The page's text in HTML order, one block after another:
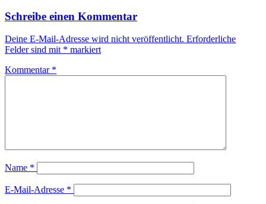
Schreibe einen Kommentar
Deine E-Mail-Adresse wird nicht veröffentlicht. Erforderliche
Felder sind mit * markiert
Kommentar *
Name *
E-Mail-Adresse *